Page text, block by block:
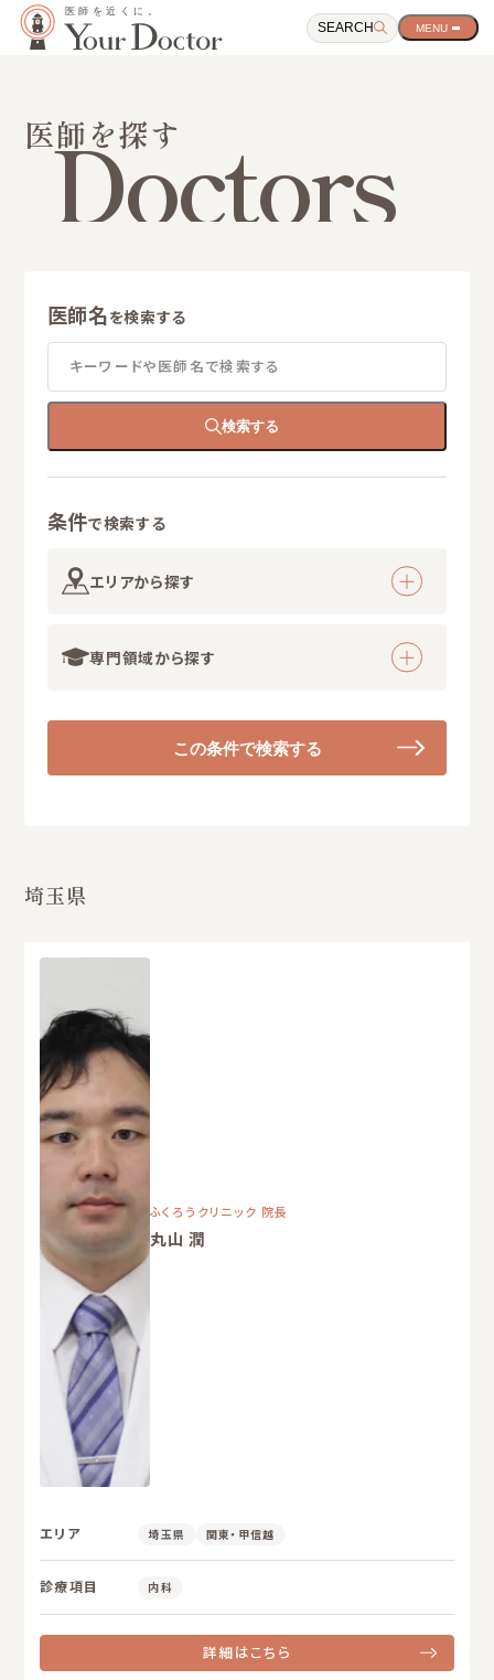
SEARCH
サ
Doctors
医師を探す
医師名を検索する
キーワードや医師名で検索する
検索する
条件で検索する
エリアから探す
専門領域から探す
この条件で検索する
埼玉県
ふくろうクリニック 院長
丸山 潤
エリア 埼玉県 関東・甲信越
診療項目 内科
詳細はこちら